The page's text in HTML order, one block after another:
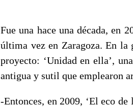
Fue una hace una década, en
última vez en Zaragoza. En la
proyecto: ‘Unidad en ella’,
antigua y sutil que emplearon
-Entonces, en 2009, ‘El eco